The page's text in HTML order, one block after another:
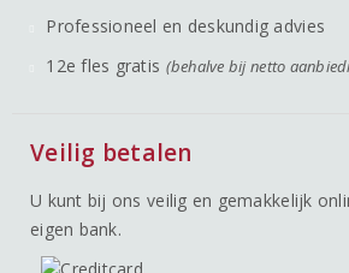
Professioneel en deskundig advies
12e fles gratis (behalve bij netto
Veilig betalen
U kunt bij ons veilig en gemakkelijk
eigen bank.